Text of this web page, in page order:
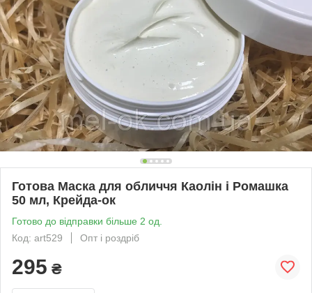
Готова Маска для обличчя Каолін і Ромашка
50 мл, Крейда-ок
Готово до відправки більше 2 од.
Код: art529
Опт і роздріб
295 ₴